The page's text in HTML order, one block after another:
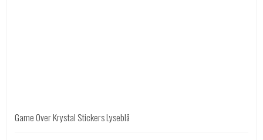
Game Over Krystal Stickers Lyseblå